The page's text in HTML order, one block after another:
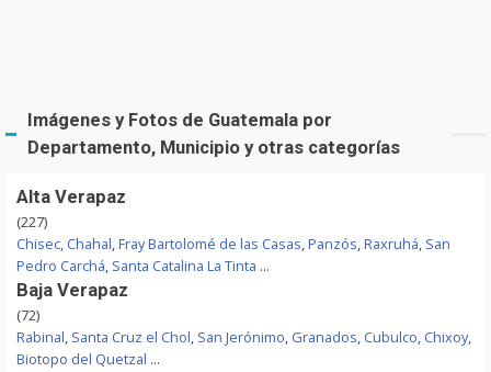
Imágenes y Fotos de Guatemala por
Departamento, Municipio y otras categorías
Alta Verapaz
(227)
Chisec, Chahal,Fray Bartolomé de las Casas,Panzós,Raxruhá, San
Pedro Carchá, Santa Catalina La Tinta ...
Baja Verapaz
(72)
Rabinal, Santa Cruz el Chol, San Jerónimo, Granados, Cubulco, Chixoy,
Biotopo del Quetzal ...